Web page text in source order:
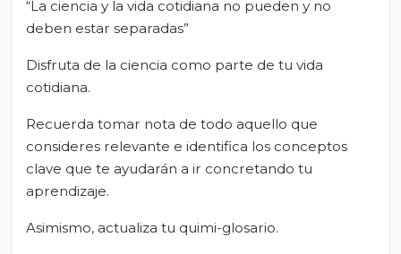
“La ciencia y la vida cotidiana no pueden y no
deben estar separadas”
Disfruta de la ciencia como parte de tu vida
cotidiana.
Recuerda tomar nota de todo aquello que
consideres relevante e identifica los conceptos
clave que te ayudarán a ir concretando tu
aprendizaje.
Asimismo, actualiza tu quimi-glosario.